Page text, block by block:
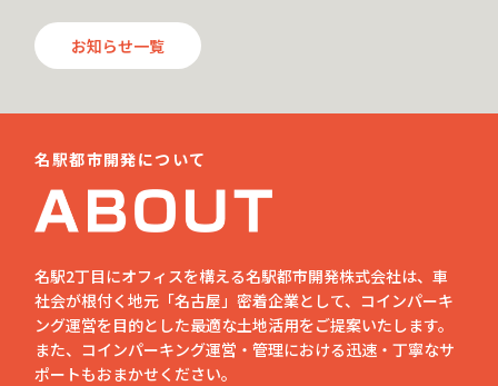
お知らせ一覧
名駅都市開発について
名駅2丁目にオフィスを構える名駅都市開発株式会社は、車
社会が根付く地元「名古屋」密着企業として、コインパーキ
ング運営を目的とした最適な土地活用をご提案いたします。
また、コインパーキング運営・管理における迅速・丁寧なサ
ポートもおまかせください。